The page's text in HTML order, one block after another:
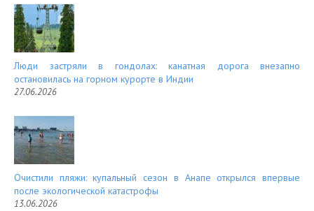
Люди застряли в гондолах: канатная дорога внезапно
остановилась на горном курорте в Индии
27.06.2026
Очистили пляжи: купальный сезон в Анапе открылся впервые
после экологической катастрофы
13.06.2026